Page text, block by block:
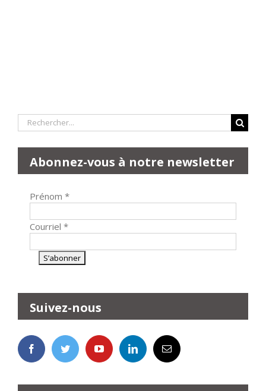
Rechercher:
Abonnez-vous à notre newsletter
Prénom *
Courriel *
Suivez-nous